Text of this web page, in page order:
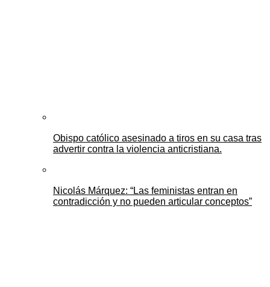
Obispo católico asesinado a tiros en su casa tras
advertir contra la violencia anticristiana.
Nicolás Márquez: “Las feministas entran en
contradicción y no pueden articular conceptos”